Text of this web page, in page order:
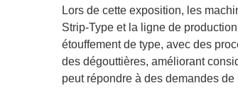
Lors de cette exposition, les
Strip-Type et la ligne de
étouffement de type, avec des
des dégouttières, améliorant
peut répondre à des demandes